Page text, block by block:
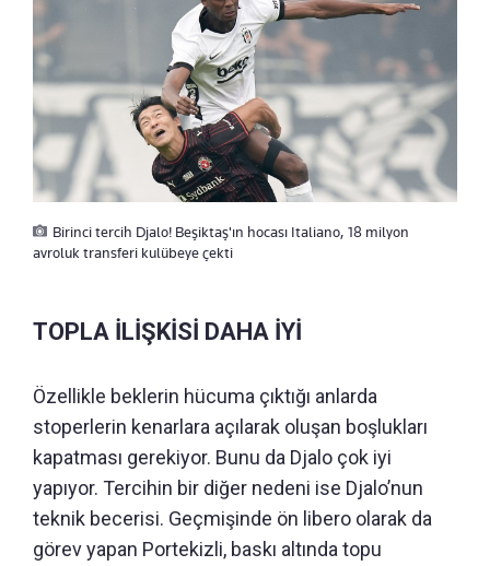
Birinci tercih Djalo! Beşiktaş'ın hocası Italiano, 18 milyon
avroluk transferi kulübeye çekti
TOPLA İLİŞKİSİ DAHA İYİ
Özellikle beklerin hücuma çıktığı anlarda
stoperlerin kenarlara açılarak oluşan boşlukları
kapatması gerekiyor. Bunu da Djalo çok iyi
yapıyor. Tercihin bir diğer nedeni ise Djalo’nun
teknik becerisi. Geçmişinde ön libero olarak da
görev yapan Portekizli, baskı altında topu